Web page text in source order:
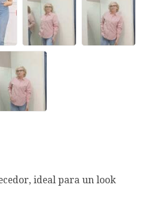
ideal para un look